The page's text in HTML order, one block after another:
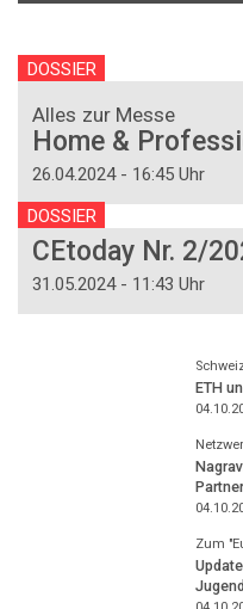
DOSSIER
Alles zur Messe
Home &
26.04.2024 - 16:45 Uhr
DOSSIER
CEtoday Nr. 2/
31.05.2024 - 11:43 Uhr
ETH
Zum